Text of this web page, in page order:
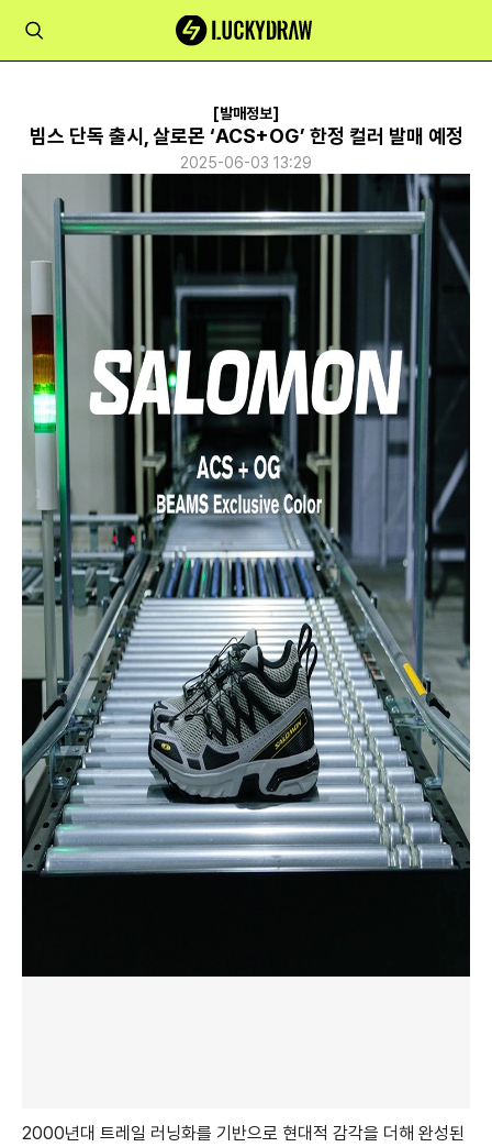
[발매정보]
빔스 단독 출시, 살로몬 ‘ACS+OG’ 한정 컬러 발매 예정
2025-06-03 13:29
2000년대 트레일 러닝화를 기반으로 현대적 감각을 더해 완성된